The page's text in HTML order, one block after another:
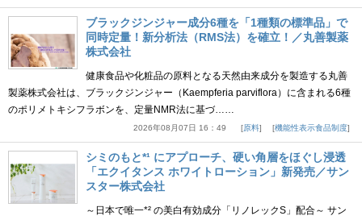
ブラックジンジャー成分6種を「1種類の標準品」で
同時定量！新分析法（RMS法）を確立！／丸善製薬
株式会社
健康食品や化粧品の原料となる天然由来成分を製造する丸善
製薬株式会社は、ブラックジンジャー（Kaempferia parviflora）に含まれる6種
のポリメトキシフラボンを、定量NMR法に基づ……
2026年08月07日 16：49 原料 機能性表示食品制度
シミのもと*¹ にアプローチ、硬い角層をほぐし浸透
「エクイタンス ホワイトローション」新発売／サン
スター株式会社
～日本で唯一*² の美白有効成分「リノレックS」配合～ サン